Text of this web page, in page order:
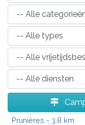
Prunières - 3.8 km